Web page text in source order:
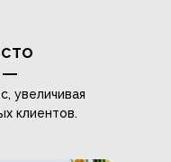
—
увеличивая
клиентов.